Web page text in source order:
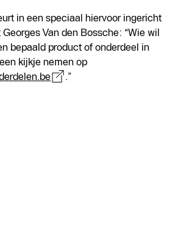
in een speciaal hiervoor ingericht
Van den Bossche: “Wie wil
bepaald product of onderdeel in
kijkje nemen op
.”